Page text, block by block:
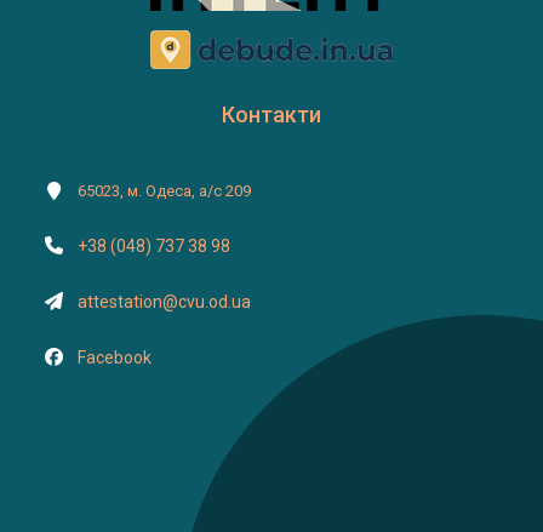
Контакти
65023, м. Одеса, а/с 209
+38 (048) 737 38 98
attestation@cvu.od.ua
Facebook